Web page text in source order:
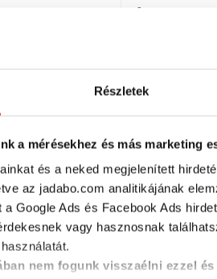
Részletek
a mérésekhez és más marketing
és a neked megjelenített
az jadabo.com analitikájának
Google Ads és Facebook Ads
vagy hasznosnak
nem fogunk visszaélni ezzel
1